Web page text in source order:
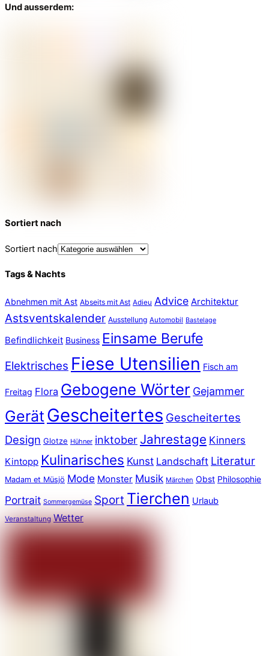
Und ausserdem:
Sortiert nach
Sortiert nach
Tags & Nachts
Abnehmen mit Ast Abseits mit Ast Adieu Advice Architektur
Astsventskalender Ausstellung Automobil Bastelage
Befindlichkeit Business Einsame Berufe
Elektrisches Fiese Utensilien Fisch am
Freitag Flora Gebogene Wörter Gejammer
Gerät Gescheitertes Gescheitertes
Design Glotze Hühner inktober Jahrestage Kinners
Kintopp Kulinarisches Kunst Landschaft Literatur
Madam et Müsjö Mode Monster Musik Märchen Obst Philosophie
Portrait Sommergemüse Sport Tierchen Urlaub
Veranstaltung Wetter